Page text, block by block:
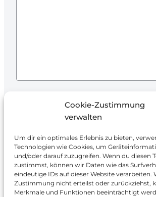
Cookie-Zustimmung
verwalten
Um dir ein optimales Erlebnis zu bieten,
Technologien wie Cookies, um
und/oder darauf zuzugreifen. Wenn du diesen
zustimmst, können wir Daten wie das
eindeutige IDs auf dieser Website verarbeiten.
Zustimmung nicht erteilst oder zurückziehst,
Merkmale und Funktionen beeinträchtigt
Ich stimme der Verarbeitung
zur Beantwortung der Anfrage